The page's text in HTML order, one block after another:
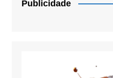
Publicidade